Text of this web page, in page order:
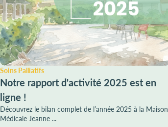
Soins Palliatifs
Notre rapport d'activité 2025 est en
ligne !
Découvrez le bilan complet de l’année 2025 à la Maison
Médicale Jeanne ...